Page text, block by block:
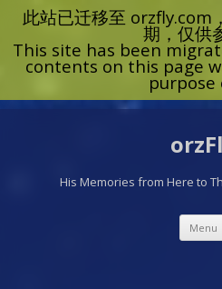
His Memories from Here to
Menu